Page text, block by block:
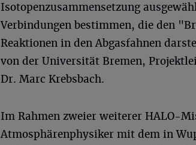
Isotopenzusammensetzung
Verbindungen bestimmen, die den
Reaktionen in den Abgasfahnen
von der Universität Bremen,
Dr. Marc Krebsbach.
Im Rahmen zweier weiterer HALO-
Atmosphärenphysiker mit dem in